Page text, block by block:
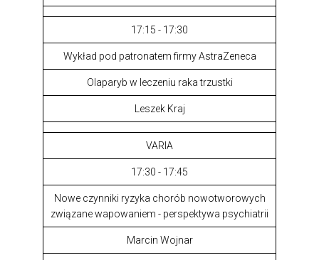
17:15 - 17:30
Wykład pod patronatem firmy AstraZeneca
Olaparyb w leczeniu raka trzustki
Leszek Kraj
VARIA
17:30 - 17:45
Nowe czynniki ryzyka chorób nowotworowych
związane wapowaniem - perspektywa psychiatrii
Marcin Wojnar